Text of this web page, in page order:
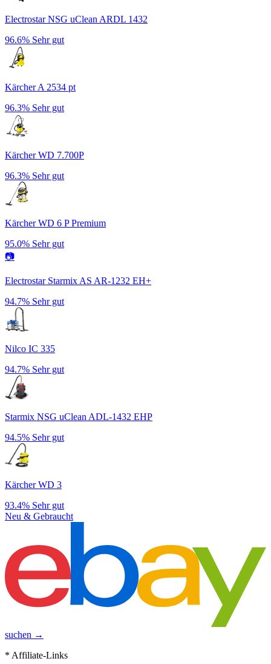
Electrostar NSG uClean ARDL 1432
96.6% Sehr gut
Kärcher A 2534 pt
96.3% Sehr gut
Kärcher WD 7.700P
96.3% Sehr gut
Kärcher WD 6 P Premium
95.0% Sehr gut
📷
Electrostar Starmix AS AR-1232 EH+
94.7% Sehr gut
Nilco IC 335
94.7% Sehr gut
Starmix NSG uClean ADL-1432 EHP
94.5% Sehr gut
Kärcher WD 3
93.4% Sehr gut
Neu & Gebraucht
suchen →
* Affiliate-Links